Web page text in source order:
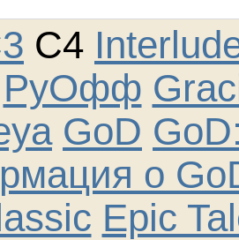
C4
РуОфф
GoD
о
Epic